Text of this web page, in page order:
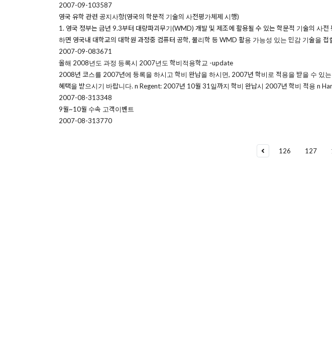
2007-09-103587
영국 유학 관련 공지사항(영국의 학문적 기술의 사전평가체제 시행)
1. 영국 정부는 금년 9.3부터 대량파괴무기(WMD) 개발 및 제조에 활용될 수 있는 학문적 기술의
하면 영국내 대학교의 대학원 과정중 컴퓨터 공학, 물리학 등 WMD 활용 가능성 있는 민감 기술을
2007-09-083671
올해 2008년도 과정 등록시 2007년도 학비적용학교 -update
2008년 코스를 2007년에 등록을 하시고 학비 완납을 하시면, 2007년 학비로 적용을 받을 수 있
혜택을 받으시기 바랍니다. n Regent: 2007년 10월 31일까지 학비 완납시 2007년 학비 적용 n
2007-08-313348
9월~10월 수속 고객이벤트
2007-08-313770
126 127